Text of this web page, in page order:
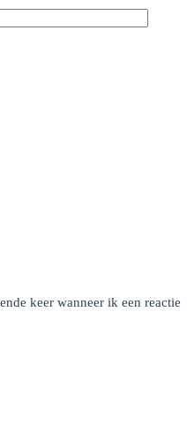
keer wanneer ik een reactie